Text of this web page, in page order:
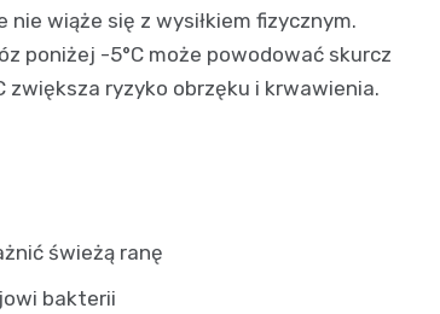
wiąże się z wysiłkiem fizycznym.
poniżej -5°C może powodować skurcz
zwiększa ryzyko obrzęku i krwawienia.
świeżą ranę
bakterii